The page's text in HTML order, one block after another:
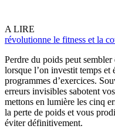
A LIRE
révolutionne le fitness et la
Perdre du poids peut
lorsque l’on investit temps et
programmes d’exercices.
erreurs invisibles sabotent
mettons en lumière les cinq
la perte de poids et vous
éviter définitivement.